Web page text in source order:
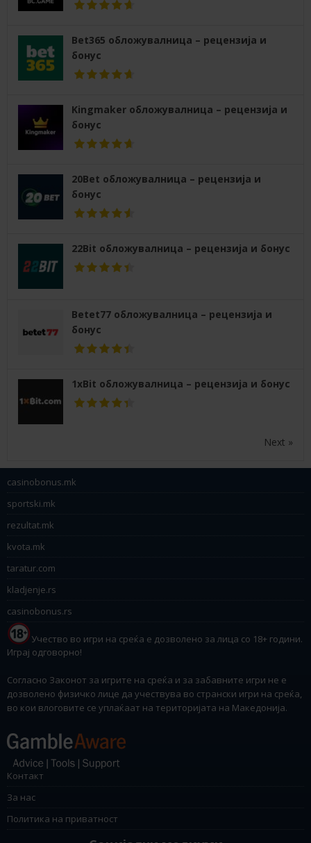
Bet365 обложувалница – рецензија и
бонус
Kingmaker обложувалница – рецензија и
бонус
20Bet обложувалница – рецензија и
бонус
22Bit обложувалница – рецензија и бонус
Betet77 обложувалница – рецензија и
бонус
1xBit обложувалница – рецензија и бонус
Next »
casinobonus.mk
sportski.mk
rezultat.mk
kvota.mk
taratur.com
kladjenje.rs
casinobonus.rs
Учество во игри на среќа е дозволено за лица со 18+ години.
Играј одговорно!
Согласно Законот за игрите на среќа и за забавните игри не е
дозволено физичко лице да учествува во странски игри на среќа,
во кои влоговите се уплаќаат на територијата на Македонија.
Контакт
За нас
Политика на приватност